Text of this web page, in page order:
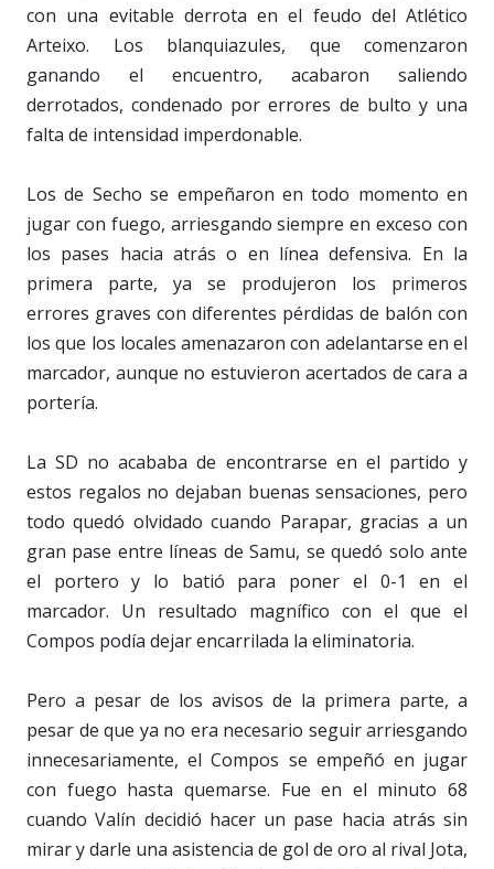
con una evitable derrota en el feudo del Atlético
Arteixo. Los blanquiazules, que comenzaron
ganando el encuentro, acabaron saliendo
derrotados, condenado por errores de bulto y una
falta de intensidad imperdonable.
Los de Secho se empeñaron en todo momento en
jugar con fuego, arriesgando siempre en exceso con
los pases hacia atrás o en línea defensiva. En la
primera parte, ya se produjeron los primeros
errores graves con diferentes pérdidas de balón con
los que los locales amenazaron con adelantarse en el
marcador, aunque no estuvieron acertados de cara a
portería.
La SD no acababa de encontrarse en el partido y
estos regalos no dejaban buenas sensaciones, pero
todo quedó olvidado cuando Parapar, gracias a un
gran pase entre líneas de Samu, se quedó solo ante
el portero y lo batió para poner el 0-1 en el
marcador. Un resultado magnífico con el que el
Compos podía dejar encarrilada la eliminatoria.
Pero a pesar de los avisos de la primera parte, a
pesar de que ya no era necesario seguir arriesgando
innecesariamente, el Compos se empeñó en jugar
con fuego hasta quemarse. Fue en el minuto 68
cuando Valín decidió hacer un pase hacia atrás sin
mirar y darle una asistencia de gol de oro al rival Jota,